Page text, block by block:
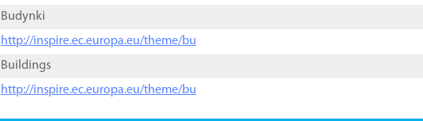
Budynki
http://inspire.ec.europa.eu/theme/bu
Buildings
http://inspire.ec.europa.eu/theme/bu